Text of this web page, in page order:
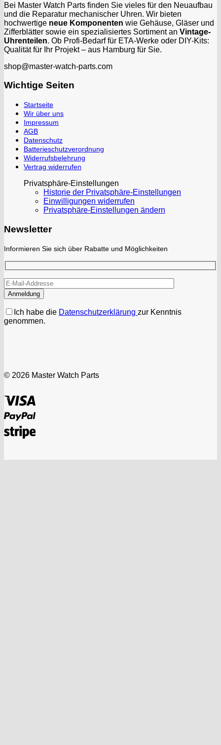
Bei Master Watch Parts finden Sie vieles für den Neuaufbau
und die Reparatur mechanischer Uhren. Wir bieten
hochwertige neue Komponenten wie Gehäuse, Gläser und
Zifferblätter sowie ein spezialisiertes Sortiment an Vintage-
Uhrenteilen. Ob Profi-Bedarf für ETA-Werke oder DIY-Kits:
Qualität für Ihr Projekt – aus Hamburg für Sie.
shop@master-watch-parts.com
Wichtige Seiten
Startseite
Wir über uns
Impressum
AGB
Datenschutz
Batterieschutzverordnung
Widerrufsbelehrung
Vertrag widerrufen
Privatsphäre-Einstellungen
Historie der Privatsphäre-Einstellungen
Einwilligungen widerrufen
Privatsphäre-Einstellungen ändern
Newsletter
Informieren Sie sich über Rabatte und Möglichkeiten
Ich habe die Datenschutzerklärung zur Kenntnis
genommen.
© 2026 Master Watch Parts
PayPal
Stripe